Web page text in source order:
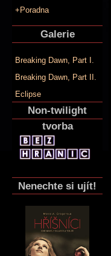
+Poradna
Galerie
Breaking Dawn, Part I.
Breaking Dawn, Part II.
Eclipse
Non-twilight
tvorba
Nenechte si ujít!